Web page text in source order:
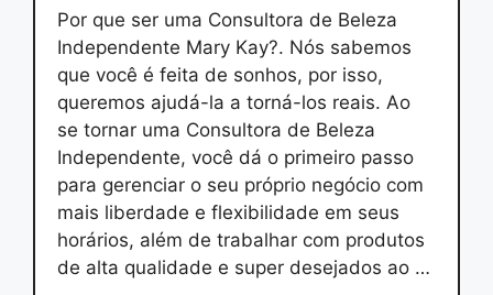
Por que ser uma Consultora de Beleza
Independente Mary Kay?. Nós sabemos
que você é feita de sonhos, por isso,
queremos ajudá-la a torná-los reais. Ao
se tornar uma Consultora de Beleza
Independente, você dá o primeiro passo
para gerenciar o seu próprio negócio com
mais liberdade e flexibilidade em seus
horários, além de trabalhar com produtos
de alta qualidade e super desejados ao …